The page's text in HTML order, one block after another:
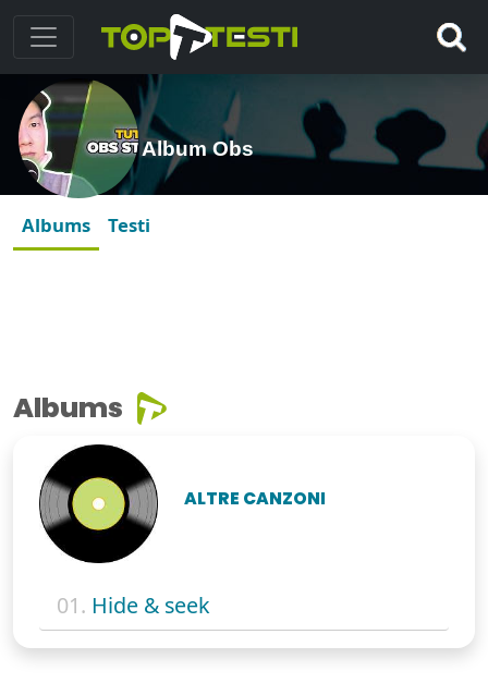
Album Obs
Albums Testi
Albums
ALTRE CANZONI
01. Hide & seek